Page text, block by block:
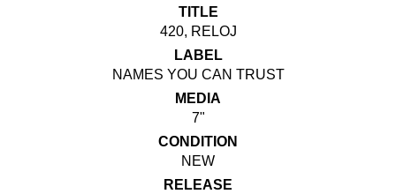
TITLE
420, RELOJ
LABEL
NAMES YOU CAN TRUST
MEDIA
7"
CONDITION
NEW
RELEASE